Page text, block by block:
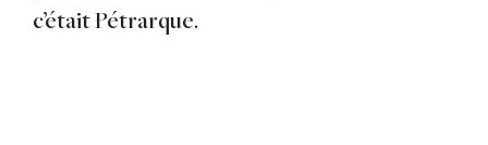
c’était Pétrarque.